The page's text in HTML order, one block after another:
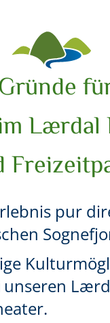
Lærdal
pur
unseren